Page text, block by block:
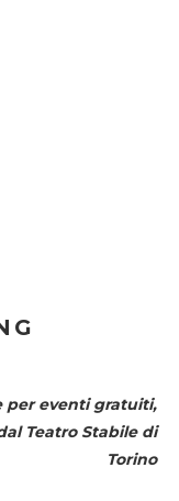
per eventi gratuiti,
Teatro Stabile di
Torino